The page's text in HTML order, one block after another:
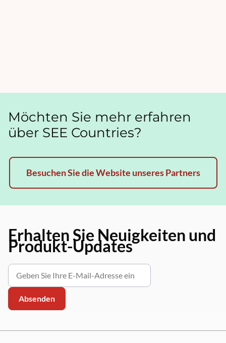
Möchten Sie mehr erfahren
über SEE Countries?
Besuchen Sie die Website unseres Partners
Erhalten Sie Neuigkeiten und
Produkt-Updates